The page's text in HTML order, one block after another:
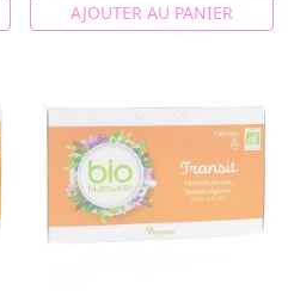
AJOUTER AU PANIER